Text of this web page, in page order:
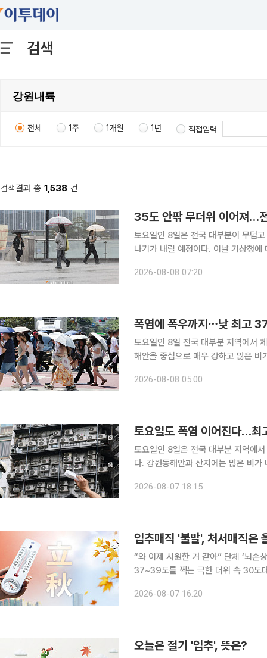
검색
전체 1주 1개월 1년 직접입력
검색결과 총 1,538 건
35도 안팎 무더위 이어져…
토요일인 8일은 전국 대부분이 무덥
나기가 내릴 예정이다. 이날 기상청에 따르면 오늘 오전 5시 기온은 서울 29.6도, 인천 29.9도, 수
주 28.9도, 대구 27.3
2026-08-08 07:20
폭염에 폭우까지⋯낮 최고
토요일인 8일 전국 대부분 지역에서
해안을 중심으로 매우 강하고 많은 비가 내리겠다. 기상청에 따르면 전국
2026-08-08 05:00
토요일도 폭염 이어진다…
토요일인 8일은 전국 대부분 지역에
다. 강원동해안과 산지에는 많은 비가
2026-08-07 18:15
입추매직 '불발', 처서매직은
“와 이제 시원한 거 같아” 단체 ‘뇌손상’의 단계까지 온 지독하고 지독한 폭염입니다. 낮 기온이
37~39도를 찍는 극한 더위 속 30도대 초
영남 쪽으로 내려오면서 뜨겁고 건조
2026-08-07 16:20
오늘은 절기 '입추', 뜻은?